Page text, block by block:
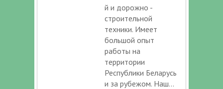
й и дорожно -
строительной
техники. Имеет
большой опыт
работы на
территории
Республики Беларусь
и за рубежом. Наш...